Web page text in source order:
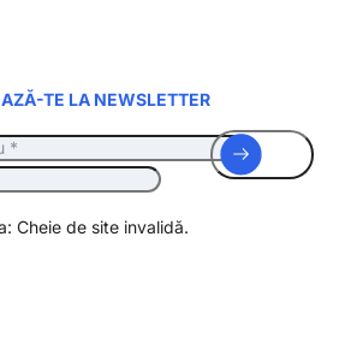
TE LA NEWSLETTER
Cheie de site invalidă.